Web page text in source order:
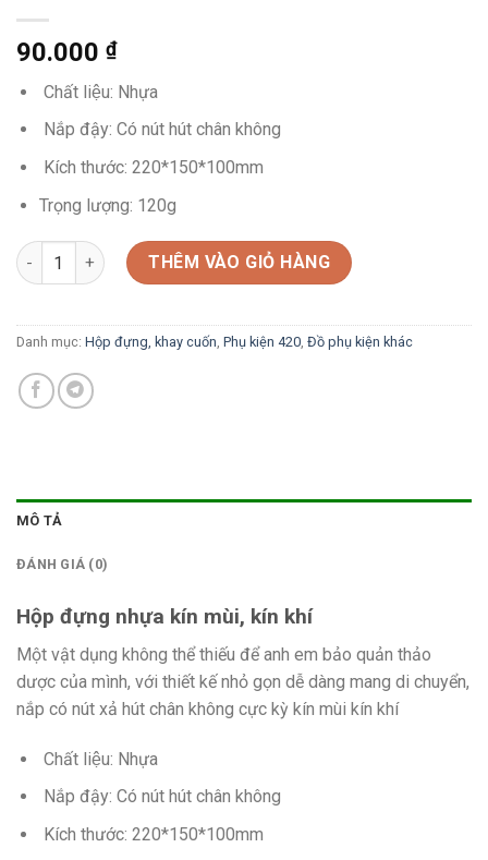
90.000 ₫
Chất liệu: Nhựa
Nắp đậy: Có nút hút chân không
Kích thước: 220*150*100mm
Trọng lượng: 120g
Hộp đựng nhựa nắp hút chân không kín khí số lượng
THÊM VÀO GIỎ HÀNG
Danh mục: Hộp đựng, khay cuốn, Phụ kiện 420, Đồ phụ kiện khác
MÔ TẢ
ĐÁNH GIÁ (0)
Hộp đựng nhựa kín mùi, kín khí
Một vật dụng không thể thiếu để anh em bảo quản thảo
dược của mình, với thiết kế nhỏ gọn dễ dàng mang di chuyển,
nắp có nút xả hút chân không cực kỳ kín mùi kín khí
Chất liệu: Nhựa
Nắp đậy: Có nút hút chân không
Kích thước: 220*150*100mm